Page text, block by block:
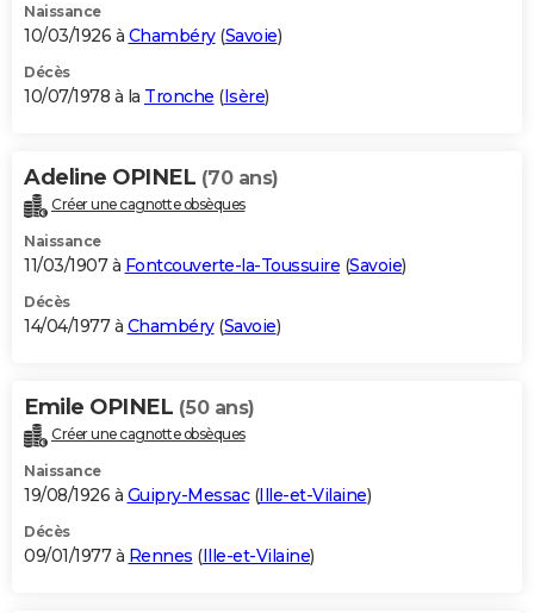
Naissance
10/03/1926 à Chambéry(Savoie)
Décès
10/07/1978 à la Tronche (Isère)
Adeline OPINEL (70 ans)
Créer une cagnotte obsèques
Naissance
11/03/1907 à Fontcouverte-la-Toussuire (Savoie)
Décès
14/04/1977 à Chambéry(Savoie)
Emile OPINEL (50 ans)
Créer une cagnotte obsèques
Naissance
19/08/1926 à Guipry-Messac(Ille-et-Vilaine)
Décès
09/01/1977 à Rennes (Ille-et-Vilaine)